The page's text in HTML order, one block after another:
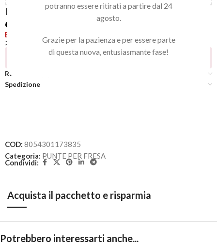
potranno essere ritirati a partire dal 24
agosto.
Grazie per la pazienza e per essere parte
di questa nuova, entusiasmante fase!
PUNTA PIETRA POMICE ROSA
6,90
Esaurito
Confronta
Aggiungi alla lista dei desideri
Persone che guardano questo prodotto ora!
Recensioni (0)
Spedizione
COD: 8054301173835
Categoria: PUNTE PER FRESA
Condividi:
Acquista il pacchetto e risparmia
Potrebbero interessarti anche...